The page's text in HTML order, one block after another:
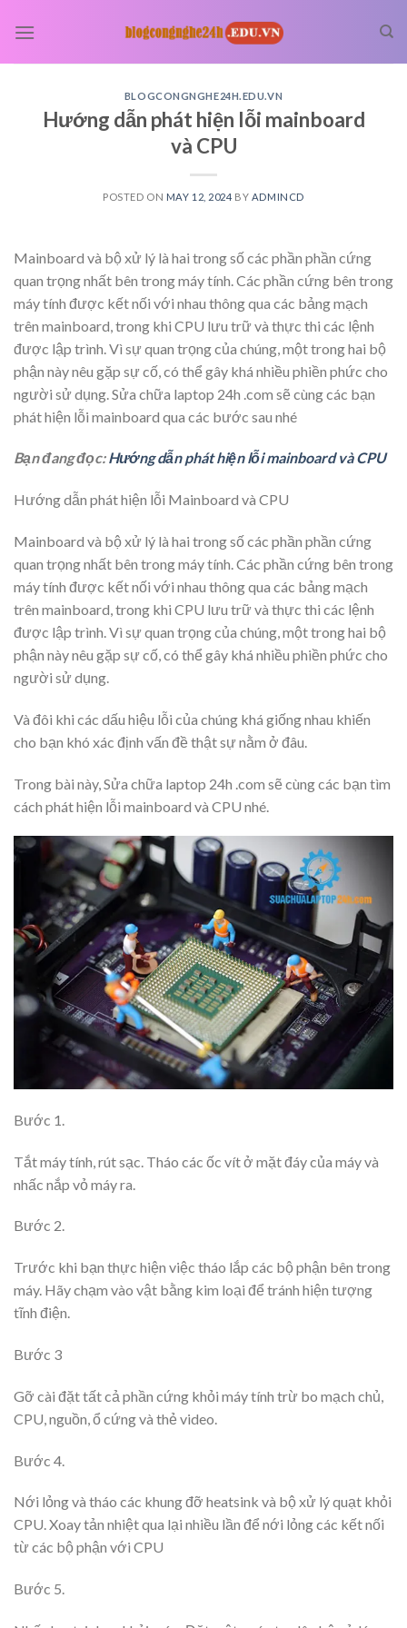
BLOGCONGNGHE24H.EDU.VN
Hướng dẫn phát hiện lỗi mainboard
và CPU
POSTED ON MAY 12, 2024 BY ADMINCD
Mainboard và bộ xử lý là hai trong số các phần phần cứng
quan trọng nhất bên trong máy tính. Các phần cứng bên trong
máy tính được kết nối với nhau thông qua các bảng mạch
trên mainboard, trong khi CPU lưu trữ và thực thi các lệnh
được lập trình. Vì sự quan trọng của chúng, một trong hai bộ
phận này nêu gặp sự cố, có thể gây khá nhiều phiền phức cho
người sử dụng. Sửa chữa laptop 24h .com sẽ cùng các bạn
phát hiện lỗi mainboard qua các bước sau nhé
Bạn đang đọc:Hướng dẫn phát hiện lỗi mainboard và CPU
Hướng dẫn phát hiện lỗi Mainboard và CPU
Mainboard và bộ xử lý là hai trong số các phần phần cứng
quan trọng nhất bên trong máy tính. Các phần cứng bên trong
máy tính được kết nối với nhau thông qua các bảng mạch
trên mainboard, trong khi CPU lưu trữ và thực thi các lệnh
được lập trình. Vì sự quan trọng của chúng, một trong hai bộ
phận này nêu gặp sự cố, có thể gây khá nhiều phiền phức cho
người sử dụng.
Và đôi khi các dấu hiệu lỗi của chúng khá giống nhau khiến
cho bạn khó xác định vấn đề thật sự nằm ở đâu.
Trong bài này, Sửa chữa laptop 24h .com sẽ cùng các bạn tìm
cách phát hiện lỗi mainboard và CPU nhé.
Bước 1.
Tắt máy tính, rút sạc. Tháo các ốc vít ở mặt đáy của máy và
nhấc nắp vỏ máy ra.
Bước 2.
Trước khi bạn thực hiện việc tháo lắp các bộ phận bên trong
máy. Hãy chạm vào vật bằng kim loại để tránh hiện tượng
tĩnh điện.
Bước 3
Gỡ cài đặt tất cả phần cứng khỏi máy tính trừ bo mạch chủ,
CPU, nguồn, ổ cứng và thẻ video.
Bước 4.
Nới lỏng và tháo các khung đỡ heatsink và bộ xử lý quạt khỏi
CPU. Xoay tản nhiệt qua lại nhiều lần để nới lỏng các kết nối
từ các bộ phận với CPU
Bước 5.